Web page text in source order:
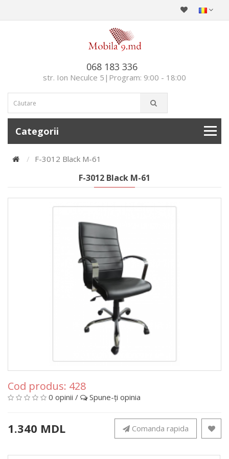
068 183 336
str. Ion Neculce 5|Program: 9:00 - 18:00
Categorii
F-3012 Black M-61
F-3012 Black M-61
Cod produs: 428
0 opinii / Spune-ţi opinia
1.340 MDL Comanda rapida